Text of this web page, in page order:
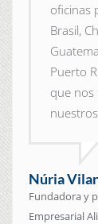
oficinas
Brasil,
Puerto
que nos
Núria
Fundadora y
Empresarial